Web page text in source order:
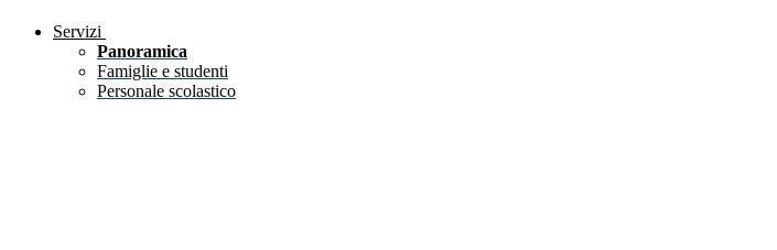
Servizi
Panoramica
Famiglie e studenti
Personale scolastico